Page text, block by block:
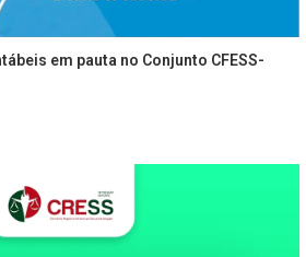
em pauta no Conjunto CFESS-